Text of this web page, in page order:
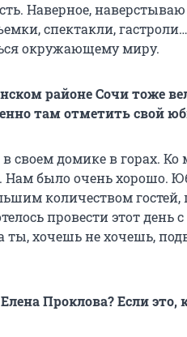
Наверное,
спектакли,
окружающему миру.
районе Сочи тоже
там отметить свой
своем домике в горах. Ко
Нам было очень хорошо.
количеством
провести этот
ты, хочешь не хочешь,
Проклова? Если это,